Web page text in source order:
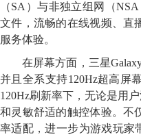
（SA）与非独立组网（
文件，流畅的在线视频、直
服务体验。
在屏幕方面，三星
并且全系支持120Hz超高屏
120Hz刷新率下，无论是用
和灵敏舒适的触控体验。不
率适配，进一步为游戏玩家